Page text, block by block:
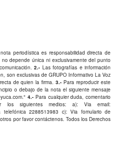
periodística es responsabilidad directa de
depende única ni exclusivamente del punto
2.- Las fotografías e información
son exclusivas de GRUPO Informativo La Voz
de quien la firma.3.- Para reproducir este
o debajo de la nota el siguiente mensaje
." 4.- Para cualquier duda, comentario
los siguientes medios: a): Via email:
2288513983 c): Via fomulario de
por favorcontáctenos. Todos los Derechos